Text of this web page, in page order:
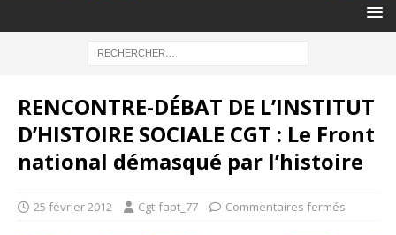
RENCONTRE-DÉBAT DE L’INSTITUT
D’HISTOIRE SOCIALE CGT : Le Front
national démasqué par l’histoire
25 février 2012 Cgt-fapt_77 Commentaires fermés